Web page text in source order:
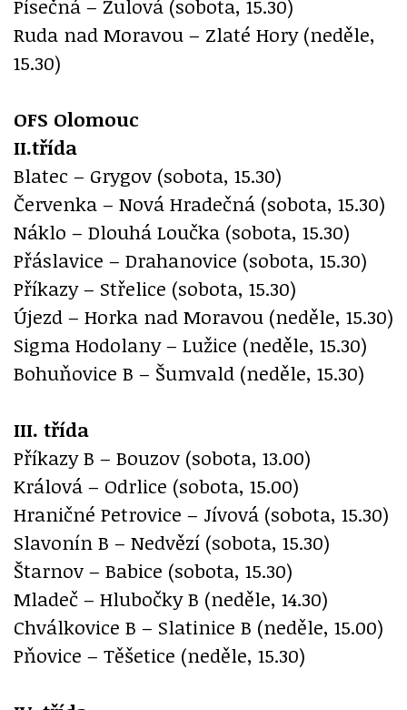
Písečná – Žulová (sobota, 15.30)
Ruda nad Moravou – Zlaté Hory (neděle,
15.30)
OFS Olomouc
II.třída
Blatec – Grygov (sobota, 15.30)
Červenka – Nová Hradečná (sobota, 15.30)
Náklo – Dlouhá Loučka (sobota, 15.30)
Přáslavice – Drahanovice (sobota, 15.30)
Příkazy – Střelice (sobota, 15.30)
Újezd – Horka nad Moravou (neděle, 15.30)
Sigma Hodolany – Lužice (neděle, 15.30)
Bohuňovice B – Šumvald (neděle, 15.30)
III. třída
Příkazy B – Bouzov (sobota, 13.00)
Králová – Odrlice (sobota, 15.00)
Hraničné Petrovice – Jívová (sobota, 15.30)
Slavonín B – Nedvězí (sobota, 15.30)
Štarnov – Babice (sobota, 15.30)
Mladeč – Hlubočky B (neděle, 14.30)
Chválkovice B – Slatinice B (neděle, 15.00)
Pňovice – Těšetice (neděle, 15.30)